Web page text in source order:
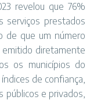
revelou que 76%
serviços prestados
de que um número
diretamente
os municípios do
de confiança,
públicos e privados,